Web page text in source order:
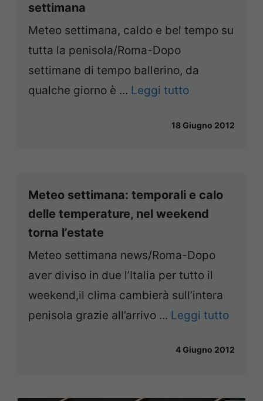
settimana
Meteo settimana, caldo e bel tempo su
tutta la penisola/Roma-Dopo
settimane di tempo ballerino, da
qualche giorno è ... Leggi tutto
18 Giugno 2012
Meteo settimana: temporali e calo
delle temperature, nel weekend
torna l’estate
Meteo settimana news/Roma-Dopo
aver diviso in due l’Italia per tutto il
weekend,il clima cambierà sull’intera
penisola grazie all’arrivo ... Leggi tutto
4 Giugno 2012